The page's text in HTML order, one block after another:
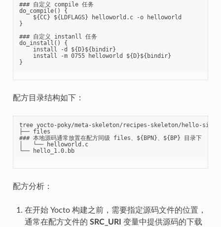
### 自定义 compile 任务
do_compile() {
    ${CC} ${LDFLAGS} helloworld.c -o helloworld
}
### 自定义 instanll 任务
do_install() {
    install -d ${D}${bindir}
    install -m 0755 helloworld ${D}${bindir}
配方目录结构如下：
tree yocto-poky/meta-skeleton/recipes-skeleton/hello-
├── files
### 本地源码通常放置在配方同级 files、${BPN}、${BP} 目录下
│   └── helloworld.c
└── hello_1.0.bb
配方分析：
在开始 Yocto 构建之前，需要指定源码文件的位置，
通常在配方文件的 SRC_URI 变量中提供源码的下载